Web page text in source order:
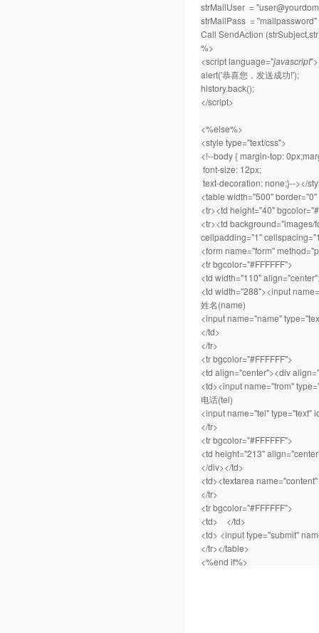
strMailUser =
strMailPass = "mailpassword"
Call SendAction
%>
<script language="javascript">
alert('恭喜您，发送成功!');
history.back();
</script>
<%else%>
<style type="text/css">
<!--body { margin-top:
font-size: 12px;
text-decoration: none;}--></
<table width="500"
<tr><td height="40"
<tr><td
cellpadding="1"
<form name="form"
<tr bgcolor="#FFFFFF">
<td width="110"
<td width="288"><input
姓名(name)
<input name="name"
</td>
</tr>
<tr bgcolor="#FFFFFF">
<td align="center"><div
<td><input name="from"
电话(tel)
<input name="tel" type="text"
</tr>
<tr bgcolor="#FFFFFF">
<td height="213"
</div></td>
<td><textarea
</tr>
<tr bgcolor="#FFFFFF">
<td> </td>
<td> <input type="submit"
</tr></table>
<%end if%>